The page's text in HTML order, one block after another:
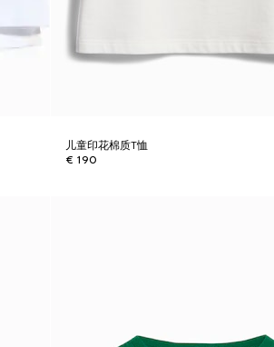
儿童印花棉质T恤
€ 190